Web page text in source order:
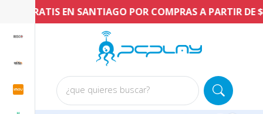
GRATIS EN SANTIAGO POR COMPRAS A PARTIR DE
¿que quieres buscar?